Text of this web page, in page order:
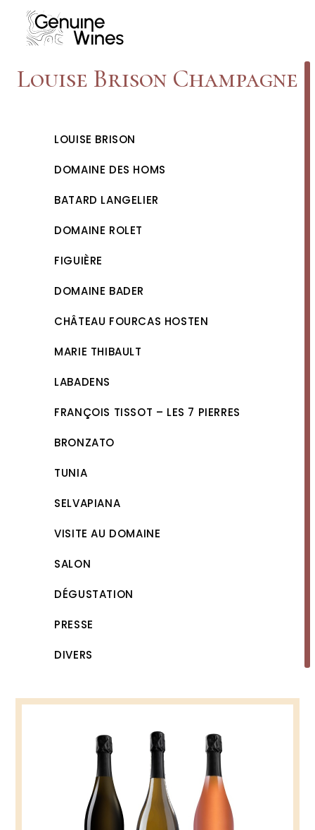
content
Louise Brison Champagne
LOUISE BRISON
DOMAINE DES HOMS
BATARD LANGELIER
DOMAINE ROLET
FIGUIÈRE
DOMAINE BADER
CHÂTEAU FOURCAS HOSTEN
MARIE THIBAULT
LABADENS
FRANÇOIS TISSOT – LES 7 PIERRES
BRONZATO
TUNIA
SELVAPIANA
VISITE AU DOMAINE
SALON
DÉGUSTATION
PRESSE
DIVERS